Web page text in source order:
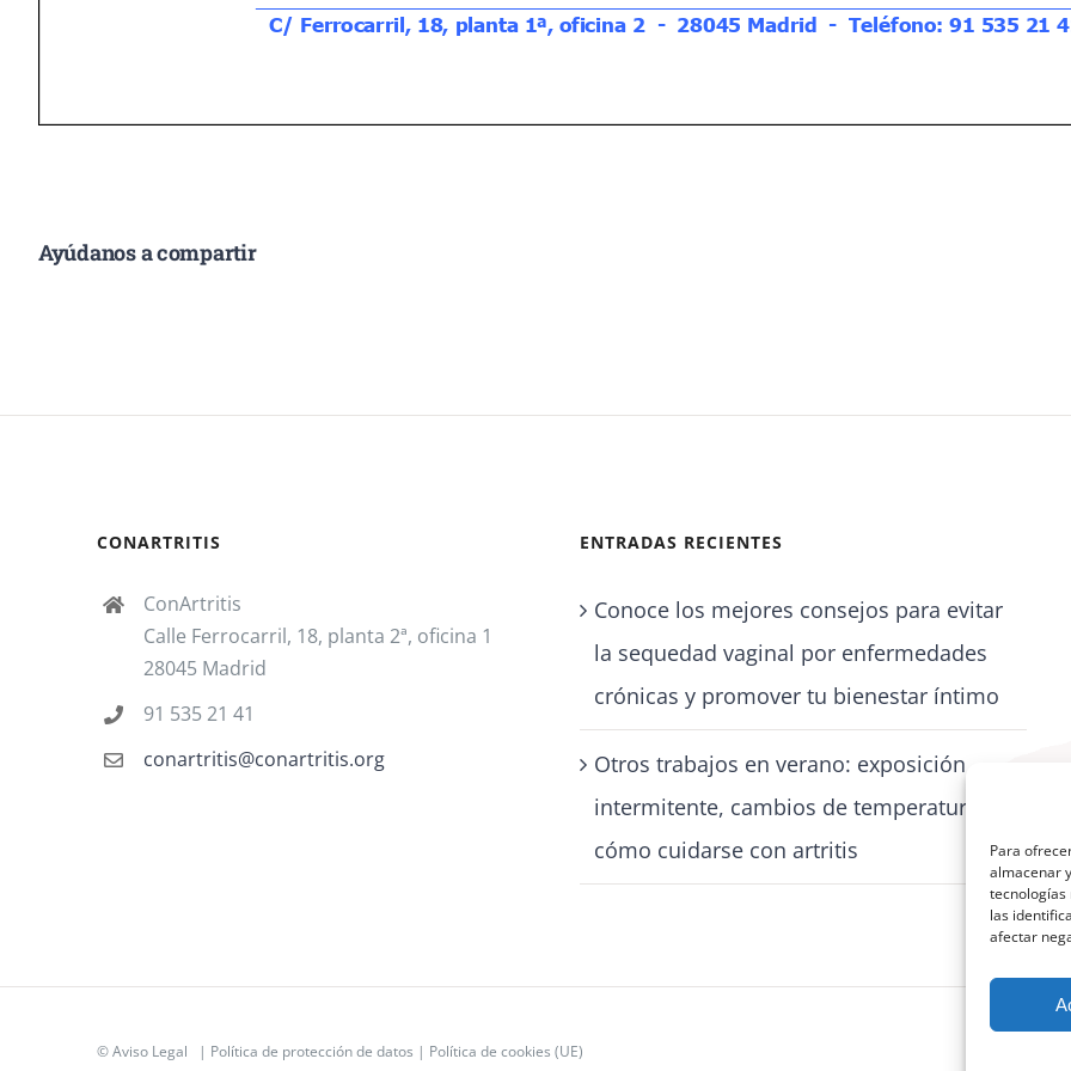
Para
almacenar
tecnologías
las
afectar
Ayúdanos a compartir
CONARTRITIS
ConArtritis
Calle Ferrocarril, 18, planta 2ª, oficina 1
28045 Madrid
91 535 21 41
conartritis@conartritis.org
ENTRADAS RECIENTES
Conoce los mejores consejos para evitar
la sequedad vaginal por enfermedades
crónicas y promover tu bienestar íntimo
Otros trabajos en verano: exposición
intermitente, cambios de temperatura y
cómo cuidarse con artritis
©Aviso Legal | Política de protección de datos | Política de cookies (UE)